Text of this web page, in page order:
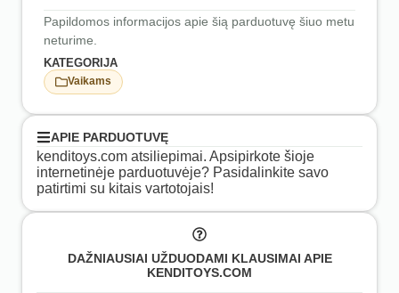
Papildomos informacijos apie šią parduotuvę šiuo metu
neturime.
KATEGORIJA
Vaikams
APIE PARDUOTUVĘ
kenditoys.com atsiliepimai. Apsipirkote šioje
internetinėje parduotuvėje? Pasidalinkite savo
patirtimi su kitais vartotojais!
DAŽNIAUSIAI UŽDUODAMI KLAUSIMAI APIE
KENDITOYS.COM